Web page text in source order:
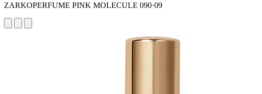
ZARKOPERFUME PINK MOLECULE 090·09